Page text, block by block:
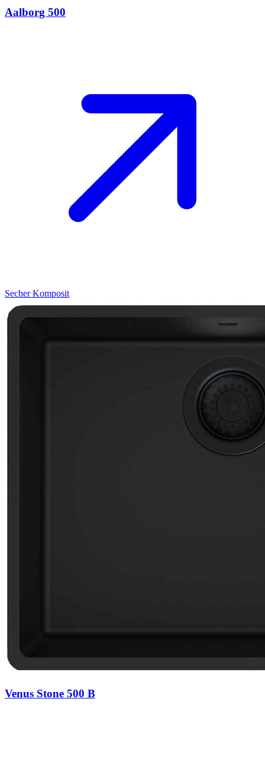
Aalborg 500
SecherKomposit
Venus Stone 500 B